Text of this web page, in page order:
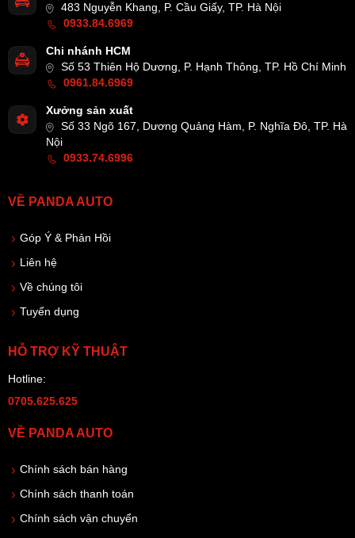
483 Nguyễn Khang, P. Cầu Giấy, TP. Hà Nội
0933.84.6969
Chi nhánh HCM
Số 53 Thiên Hộ Dương, P. Hạnh Thông, TP. Hồ Chí Minh
0961.84.6969
Xưởng sản xuất
Số 33 Ngõ 167, Dương Quảng Hàm, P. Nghĩa Đô, TP. Hà
Nội
0933.74.6996
VỀ PANDA AUTO
Góp Ý & Phản Hồi
Liên hệ
Về chúng tôi
Tuyển dụng
HỖ TRỢ KỸ THUẬT
Hotline:
0705.625.625
VỀ PANDA AUTO
Chính sách bán hàng
Chính sách thanh toán
Chính sách vận chuyển